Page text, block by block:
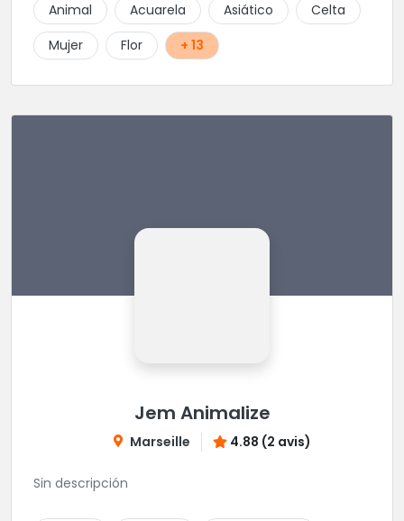
Animal Acuarela Asiático
Celta
Mujer
Flor + 13
Jem Animalize
Marseille 4.88 (2 avis)
Sin descripción